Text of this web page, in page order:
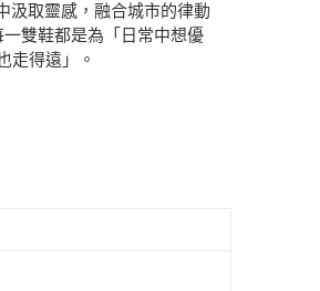
汲取靈感，融合城市的律動
雙鞋都是為「日常中想優
走得遠」。